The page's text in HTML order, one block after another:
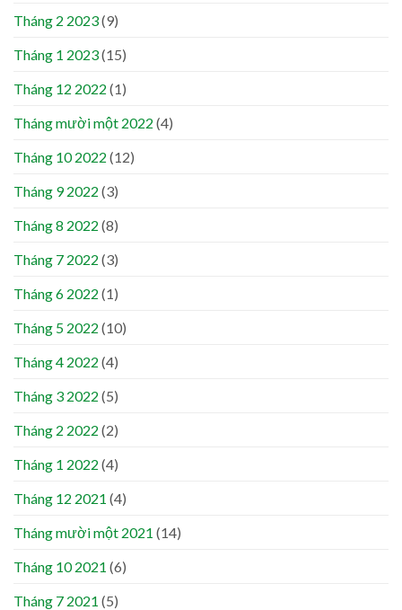
Tháng 2 2023(9)
Tháng 1 2023(15)
Tháng 12 2022 (1)
Tháng mười một 2022 (4)
Tháng 10 2022 (12)
Tháng 9 2022 (3)
Tháng 8 2022 (8)
Tháng 7 2022 (3)
Tháng 6 2022 (1)
Tháng 5 2022 (10)
Tháng 4 2022 (4)
Tháng 3 2022 (5)
Tháng 2 2022 (2)
Tháng 1 2022 (4)
Tháng 12 2021 (4)
Tháng mười một 2021 (14)
Tháng 10 2021 (6)
Tháng 7 2021 (5)